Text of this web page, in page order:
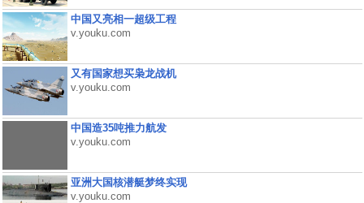
中国又亮相一超级工程
v.youku.com
又有国家想买枭龙战机
v.youku.com
中国造35吨推力航发
v.youku.com
亚洲大国核潜艇梦终实现
v.youku.com